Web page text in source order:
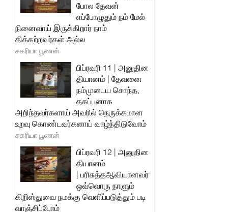
போல தேவன்
எப்போழுதும் நம் மேல்
நினைவாய் இருக்கிறார் நாம்
திக்கற்றவர்கள் அல்ல
சகரியா பூணன்
பிப்ரவரி 11 | அனுதின
தியானம் | தேவனை
நம்முடைய சொந்த,
தகப்பனாக
அறிந்தவர்களாய் அவரில் நெருக்கமான
உறவு கொண்டவர்களாய் வாழ்ந்திடுவோம்
சகரியா பூணன்
பிப்ரவரி 12 | அனுதின
தியானம்
| பரிசுத்தஆவியானவர்
ஒவ்வொரு நாளும்
கிறிஸ்துவை நமக்கு வெளிப்படுத்தும் படி
வாஞ்சிப்போம்